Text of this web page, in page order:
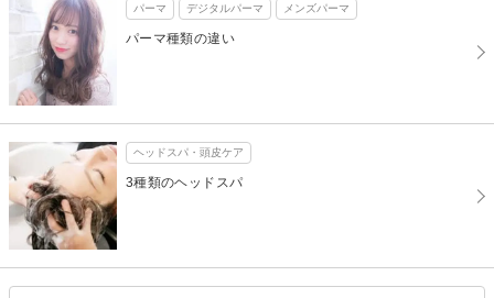
パーマ デジタルパーマ メンズパーマ
パーマ種類の違い
ヘッドスパ・頭皮ケア
3種類のヘッドスパ